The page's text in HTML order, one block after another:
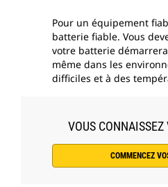
Pour un équipement
batterie fiable. Vous
votre batterie
même dans les
difficiles et à des
VOUS CONNAISSEZ
COMMENCEZ